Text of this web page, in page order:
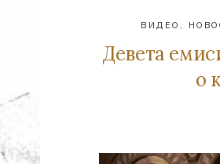
ВИДЕО ,
Девета
о